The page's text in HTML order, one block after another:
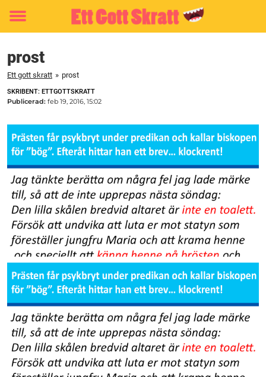
Toggle
prost
Ett gott skratt » prost
SKRIBENT: ETTGOTTSKRATT
Publicerad: feb 19, 2016, 15:02